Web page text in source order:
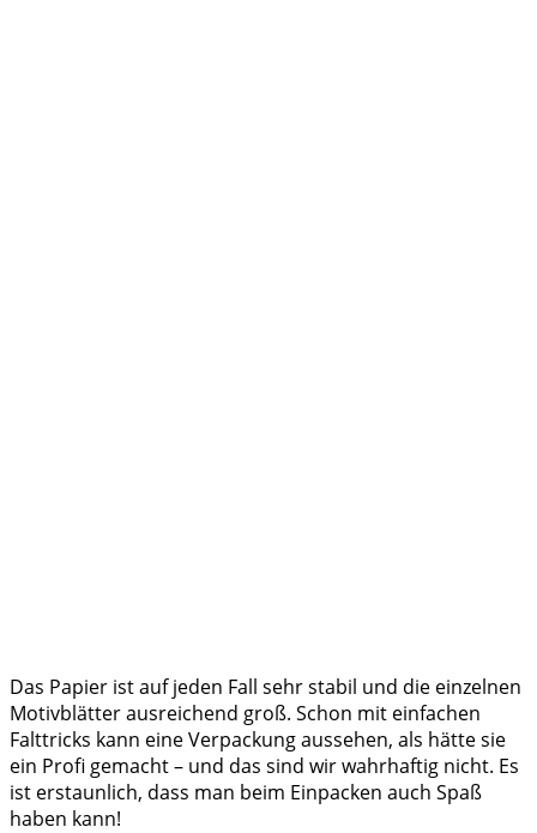
Das Papier ist auf jeden Fall sehr stabil und die einzelnen
Motivblätter ausreichend groß. Schon mit einfachen
Falttricks kann eine Verpackung aussehen, als hätte sie
ein Profi gemacht – und das sind wir wahrhaftig nicht. Es
ist erstaunlich, dass man beim Einpacken auch Spaß
haben kann!